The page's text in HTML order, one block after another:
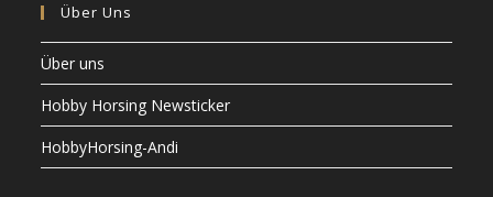
Über Uns
Über uns
Hobby Horsing Newsticker
HobbyHorsing-Andi